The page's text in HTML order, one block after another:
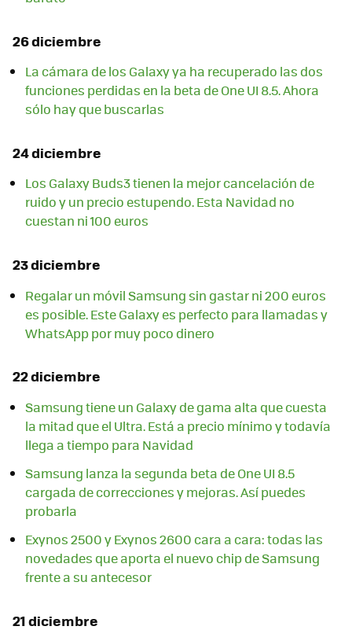
26 diciembre
La cámara de los Galaxy ya ha recuperado las dos
funciones perdidas en la beta de One UI 8.5. Ahora
sólo hay que buscarlas
24 diciembre
Los Galaxy Buds3 tienen la mejor cancelación de
ruido y un precio estupendo. Esta Navidad no
cuestan ni 100 euros
23 diciembre
Regalar un móvil Samsung sin gastar ni 200 euros
es posible. Este Galaxy es perfecto para llamadas y
WhatsApp por muy poco dinero
22 diciembre
Samsung tiene un Galaxy de gama alta que cuesta
la mitad que el Ultra. Está a precio mínimo y todavía
llega a tiempo para Navidad
Samsung lanza la segunda beta de One UI 8.5
cargada de correcciones y mejoras. Así puedes
probarla
Exynos 2500 y Exynos 2600 cara a cara: todas las
novedades que aporta el nuevo chip de Samsung
frente a su antecesor
21 diciembre